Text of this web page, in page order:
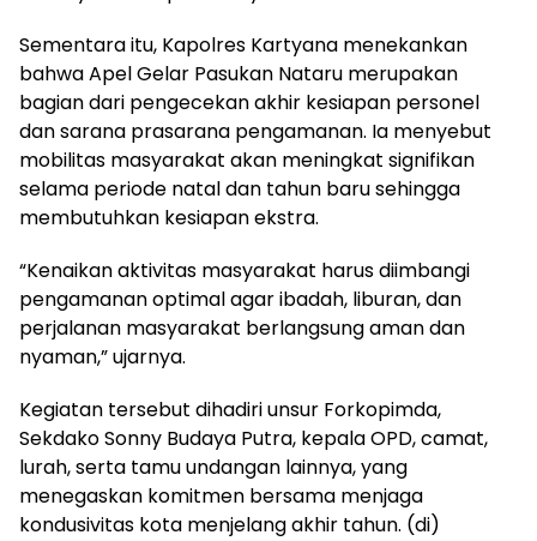
Sementara itu, Kapolres Kartyana menekankan
bahwa Apel Gelar Pasukan Nataru merupakan
bagian dari pengecekan akhir kesiapan personel
dan sarana prasarana pengamanan. Ia menyebut
mobilitas masyarakat akan meningkat signifikan
selama periode natal dan tahun baru sehingga
membutuhkan kesiapan ekstra.
“Kenaikan aktivitas masyarakat harus diimbangi
pengamanan optimal agar ibadah, liburan, dan
perjalanan masyarakat berlangsung aman dan
nyaman,” ujarnya.
Kegiatan tersebut dihadiri unsur Forkopimda,
Sekdako Sonny Budaya Putra, kepala OPD, camat,
lurah, serta tamu undangan lainnya, yang
menegaskan komitmen bersama menjaga
kondusivitas kota menjelang akhir tahun. (di)